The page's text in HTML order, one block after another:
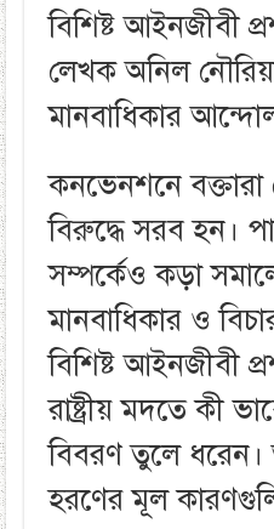
বিশিষ্ট আইনজীবী
লেখক অনিল
মানবাধিকার
কনভেনশনে বক্তারা
বিরুদ্ধে সরব হন।
সম্পর্কেও কড়া
মানবাধিকার ও
বিশিষ্ট আইনজীবী
রাষ্ট্রীয় মদতে কী
বিবরণ তুলে ধরেন।
হরণের মূল